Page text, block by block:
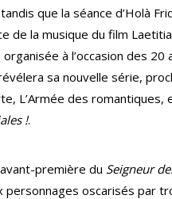
que la séance d’Holà
de la musique du film
à l’occasion des 20
sa nouvelle série,
L’Armée des romantiques,
!.
première du Seigneur
personnages oscarisés par